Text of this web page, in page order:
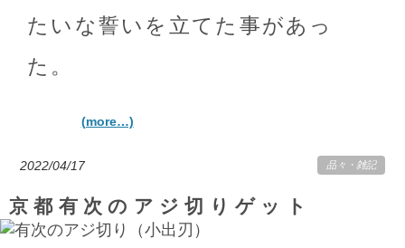
たいな誓いを立てた事があっ
た。
(more…)
2022/04/17 品々 ・ 雑記
京都有次のアジ切りゲット